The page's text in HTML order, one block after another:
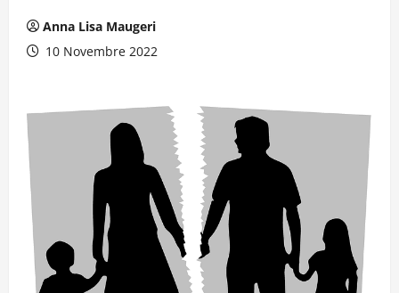
Anna Lisa Maugeri
10 Novembre 2022